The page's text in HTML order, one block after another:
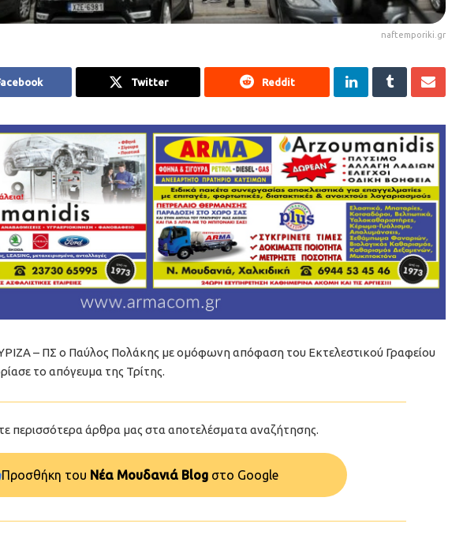
naftemporiki.gr
Twitter Reddit
– ΠΣ ο Παύλος Πολάκης με ομόφωνη απόφαση του Εκτελεστικού Γραφείου
το απόγευμα της Τρίτης.
περισσότερα άρθρα μας στα αποτελέσματα αναζήτησης.
Προσθήκη του Νέα Μουδανιά Blogστo Google